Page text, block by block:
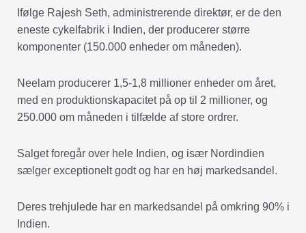
Ifølge Rajesh Seth, administrerende direktør, er de den
eneste cykelfabrik i Indien, der producerer større
komponenter (150.000 enheder om måneden).
Neelam producerer 1,5-1,8 millioner enheder om året,
med en produktionskapacitet på op til 2 millioner, og
250.000 om måneden i tilfælde af store ordrer.
Salget foregår over hele Indien, og især Nordindien
sælger exceptionelt godt og har en høj markedsandel.
Deres trehjulede har en markedsandel på omkring 90% i
Indien.